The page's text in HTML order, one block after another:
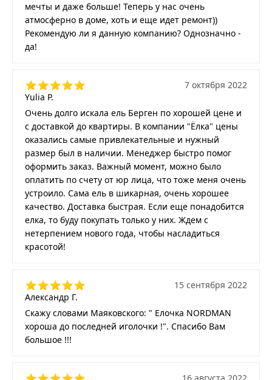
мечты и даже больше! Теперь у нас очень
атмосферно в доме, хоть и еще идет ремонт))
Рекомендую ли я данную компанию? Однозначно -
да!
Yulia P.
7 октября 2022
Очень долго искала ель Берген по хорошей цене и
с доставкой до квартиры. В компании "Ёлка" цены
оказались самые привлекательные и нужный
размер был в наличии. Менеджер быстро помог
оформить заказ. Важный момент, можно было
оплатить по счету от юр лица, что тоже меня очень
устроило. Сама ель в шикарная, очень хорошее
качество. Доставка быстрая. Если еще понадобится
елка, то буду покупать только у них. Ждем с
нетерпением нового года, чтобы насладиться
красотой!
Александр Г.
15 сентября 2022
Скажу словами Маяковского: " Елочка NORDMAN
хороша до последней иголочки !". Спасибо Вам
большое !!!